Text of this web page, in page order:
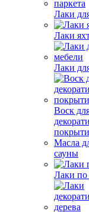
Лаки
Лаки
Лаки
Воск
Масла
сауны
Лаки